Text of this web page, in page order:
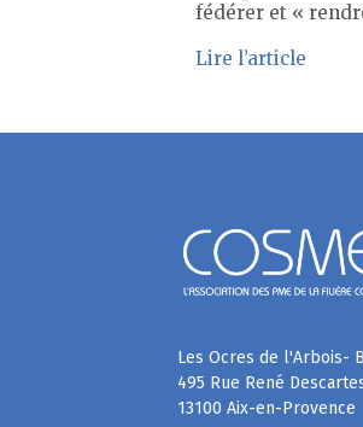
fédérer et «
Lire l’article
Les Ocres de l'Arbois-
495 Rue René
13100 Aix-en-Provence